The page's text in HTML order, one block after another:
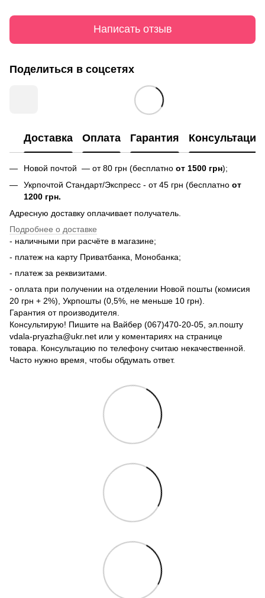
Написать отзыв
Поделиться в соцсетях
Доставка Оплата Гарантия Консультация
Новой почтой — от 80 грн (бесплатно от 1500 грн);
Укрпочтой Стандарт/Экспресс - от 45 грн (бесплатно от
1200 грн.
Адресную доставку оплачивает получатель.
Подробнее о доставке
- наличными при расчёте в магазине;
- платеж на карту Приватбанка, Монобанка;
- платеж за реквизитами.
- оплата при получении на отделении Новой пошты (комисия
20 грн + 2%), Укрпошты (0,5%, не меньше 10 грн).
Гарантия от производителя.
Консультирую! Пишите на Вайбер (067)470-20-05, эл.пошту
vdala-pryazha@ukr.net или у коментариях на странице
товара. Консультацию по телефону считаю некачественной.
Часто нужно время, чтобы обдумать ответ.